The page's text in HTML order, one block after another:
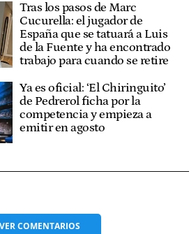
Tras los pasos de Marc
Cucurella: el jugador de
España que se tatuará a Luis
de la Fuente y ha encontrado
trabajo para cuando se retire
Ya es oficial: ‘El Chiringuito’
de Pedrerol ficha por la
competencia y empieza a
emitir en agosto
VERCOMENTARIOS